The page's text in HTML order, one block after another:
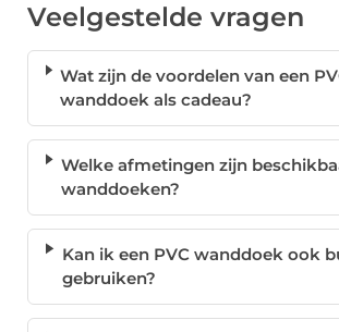
Veelgestelde vragen
Wat zijn de voordelen van een
wanddoek als cadeau?
Welke afmetingen zijn
wanddoeken?
Kan ik een PVC wanddoek ook
gebruiken?